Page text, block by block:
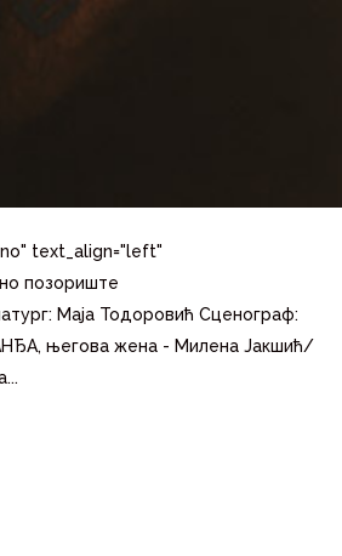
text_align="left"
позориште
Маја Тодоровић Сценограф:
његова жена - Милена Јакшић/